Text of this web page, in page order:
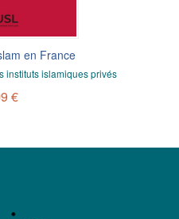
en France
instituts islamiques privés
€